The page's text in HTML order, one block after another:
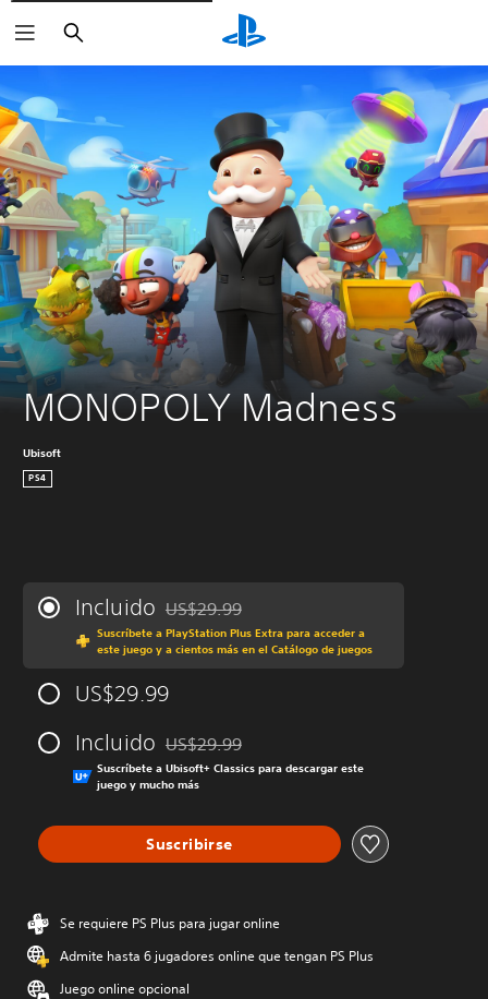
Buscar
MONOPOLY Madness
Ubisoft
PS4
Incluido Rebajado del precio original de US$29.99
US$29.99
Suscríbete a PlayStation Plus Extra para acceder a
este juego y a cientos más en el Catálogo de juegos
US$29.99
Incluido Rebajado del precio original de US$29.99
US$29.99
Suscríbete a Ubisoft+ Classics para descargar este
juego y mucho más
Suscribirse
Se requiere PS Plus para jugar online
Admite hasta 6 jugadores online que tengan PS Plus
Juego online opcional